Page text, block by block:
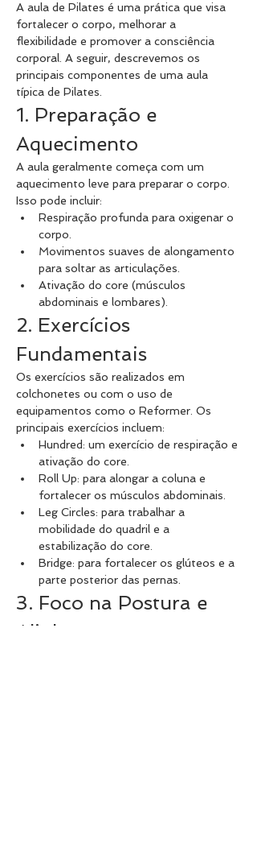
A aula de Pilates é uma prática que visa
fortalecer o corpo, melhorar a
flexibilidade e promover a consciência
corporal. A seguir, descrevemos os
principais componentes de uma aula
típica de Pilates.
1. Preparação e
Aquecimento
A aula geralmente começa com um
aquecimento leve para preparar o corpo.
Isso pode incluir:
Respiração profunda para oxigenar o
corpo.
Movimentos suaves de alongamento
para soltar as articulações.
Ativação do core (músculos
abdominais e lombares).
2. Exercícios
Fundamentais
Os exercícios são realizados em
colchonetes ou com o uso de
equipamentos como o Reformer. Os
principais exercícios incluem:
Hundred: um exercício de respiração e
ativação do core.
Roll Up: para alongar a coluna e
fortalecer os músculos abdominais.
Leg Circles: para trabalhar a
mobilidade do quadril e a
estabilização do core.
Bridge: para fortalecer os glúteos e a
parte posterior das pernas.
3. Foco na Postura e
Alinhamento